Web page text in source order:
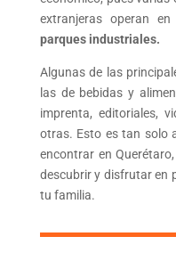
extranjeras operan
parques industriales.
Algunas de las
las de bebidas y
imprenta, editoriales,
otras. Esto es tan solo
encontrar en
descubrir y disfrutar en
tu familia.